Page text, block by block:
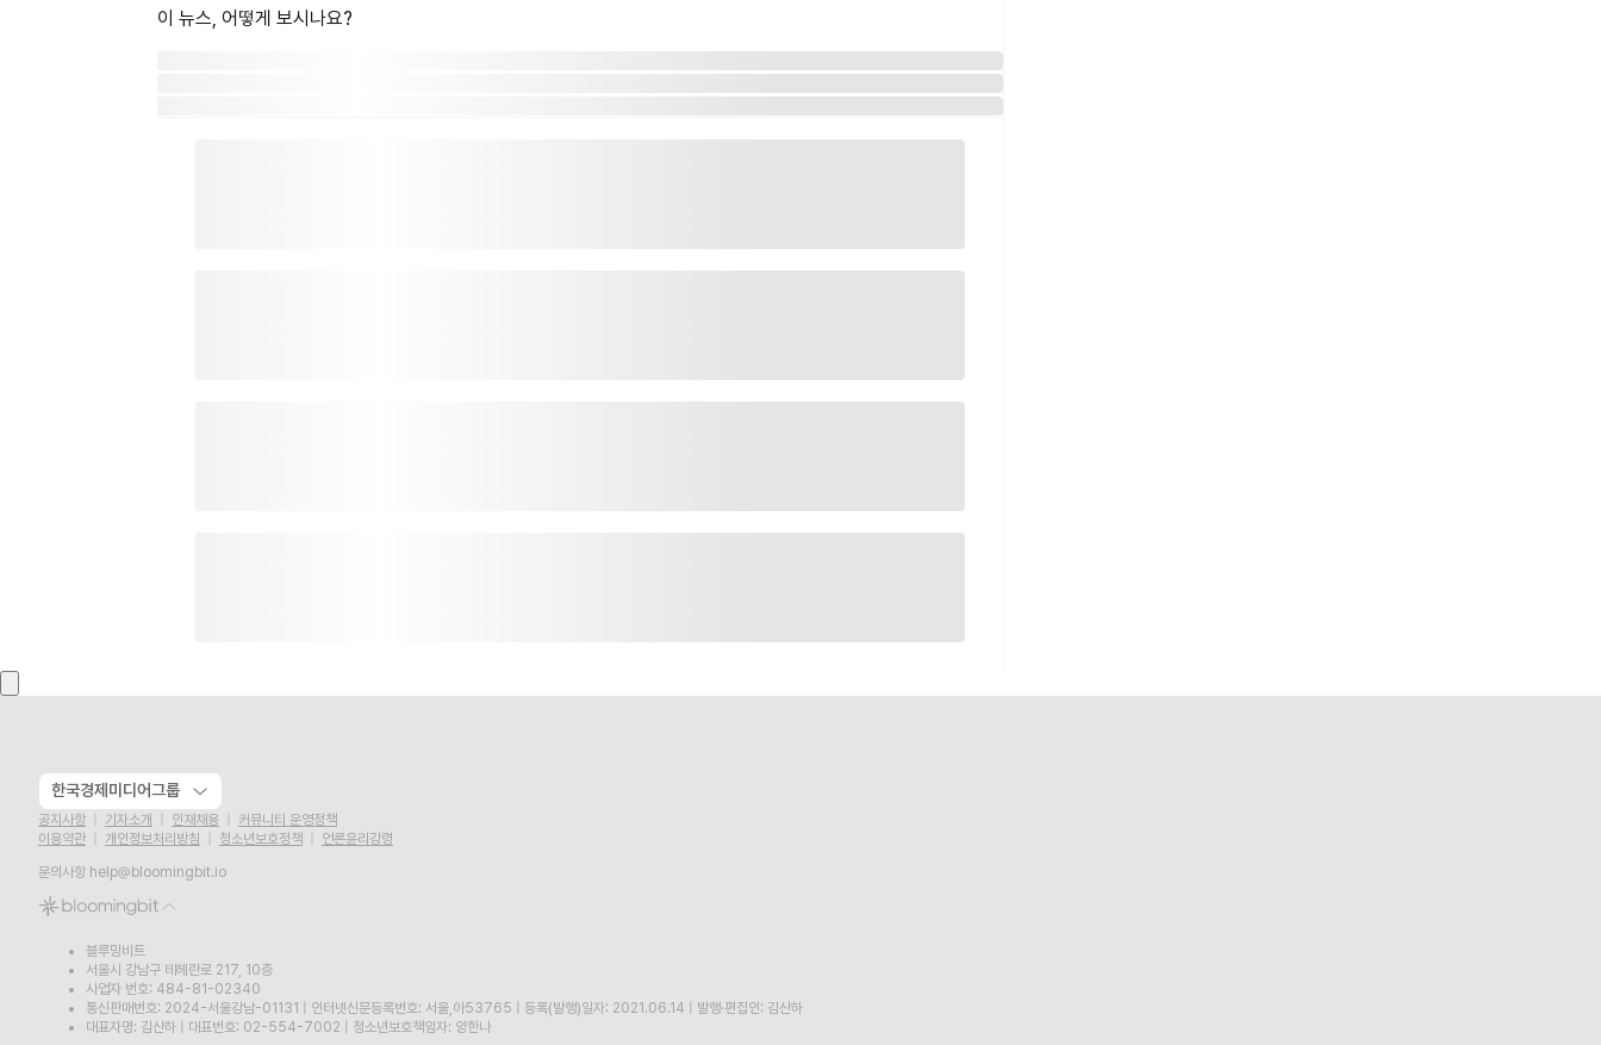
이 뉴스, 어떻게 보시나요?
한국경제미디어그룹
공지사항 기자소개 인재채용
커뮤니티 운영정책
이용약관
개인정보처리방침 청소년보호정책
언론윤리강령
문의사항 help@bloomingbit.io
블루밍비트
서울시 강남구 테헤란로 217, 10층
사업자 번호: 484-81-02340
통신판매번호: 2024-서울강남-01131
인터넷신문등록번호: 서울,아53765 등록(발행)일자: 2021.06.14
발행·편집인: 김산하
대표자명: 김산하
대표번호: 02-554-7002 청소년보호책임자: 양한나